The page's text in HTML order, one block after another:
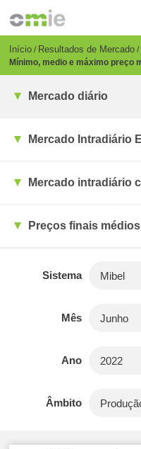
para
conteúdo
principal
Breadcrumb
Início Resultados de Mercado
Mínimo, medio e máximo preço
Mercado diário
Mercado Intradiário
Mercado intradiário
Preços finais médios
Sistema
Mês
Ano
Âmbito